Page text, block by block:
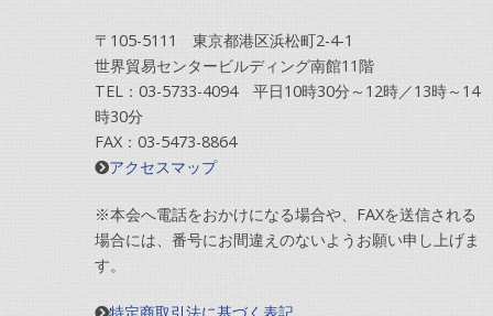
〒105-5111 東京都港区浜松町2-4-1
世界貿易センタービルディング南館11階
TEL：03-5733-4094 平日10時30分～12時／13時～14
時30分
FAX：03-5473-8864
アクセスマップ
※本会へ電話をおかけになる場合や、FAXを送信される
場合には、番号にお間違えのないようお願い申し上げま
す。